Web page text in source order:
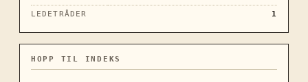
LEDETRÅDER
1
HOPP TIL INDEKS